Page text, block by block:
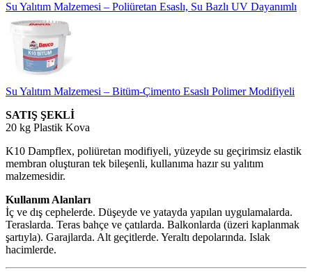
Su Yalıtım Malzemesi – Poliüretan Esaslı, Su Bazlı UV Dayanımlı
Su Yalıtım Malzemesi – Bitüm-Çimento Esaslı Polimer Modifiyeli
SATIŞ ŞEKLİ
20 kg Plastik Kova
K10 Dampflex, poliüretan modifiyeli, yüzeyde su geçirimsiz elastik
membran oluşturan tek bileşenli, kullanıma hazır su yalıtım
malzemesidir.
Kullanım Alanları
İç ve dış cephelerde. Düşeyde ve yatayda yapılan uygulamalarda.
Teraslarda. Teras bahçe ve çatılarda. Balkonlarda (üzeri kaplanmak
şartıyla). Garajlarda. Alt geçitlerde. Yeraltı depolarında. Islak
hacimlerde.